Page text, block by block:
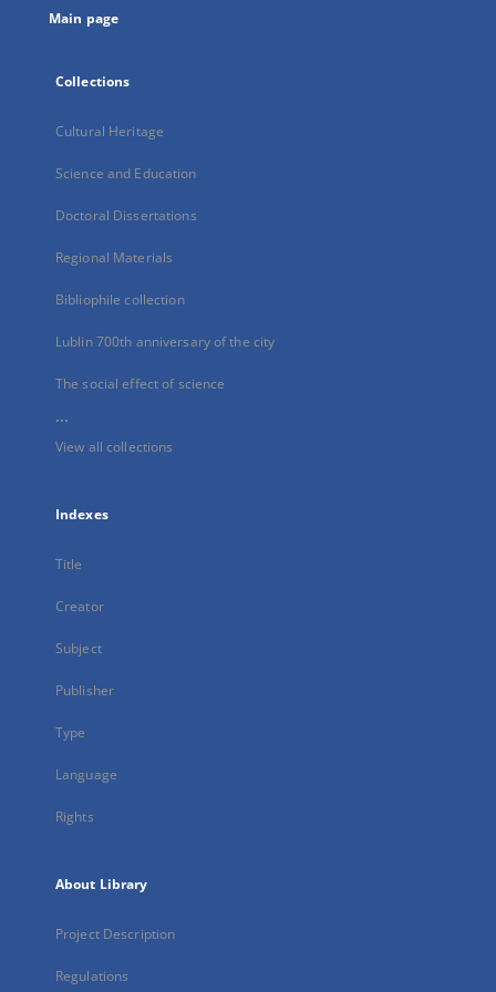
Main page
Collections
Cultural Heritage
Science and Education
Doctoral Dissertations
Regional Materials
Bibliophile collection
Lublin 700th anniversary of the city
The social effect of science
...
View all collections
Indexes
Title
Creator
Subject
Publisher
Type
Language
Rights
About Library
Project Description
Regulations